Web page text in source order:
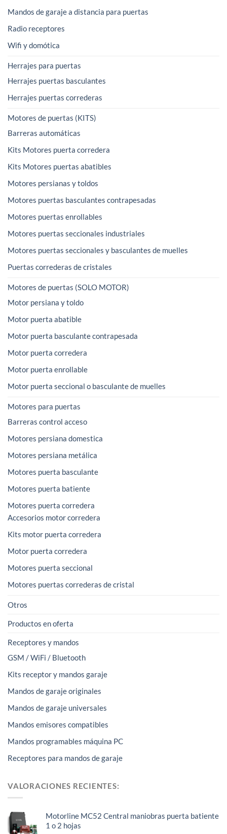
Mandos de garaje a distancia para puertas
Radio receptores
Wifi y domótica
Herrajes para puertas
Herrajes puertas basculantes
Herrajes puertas correderas
Motores de puertas (KITS)
Barreras automáticas
Kits Motores puerta corredera
Kits Motores puertas abatibles
Motores persianas y toldos
Motores puertas basculantes contrapesadas
Motores puertas enrollables
Motores puertas seccionales industriales
Motores puertas seccionales y basculantes de muelles
Puertas correderas de cristales
Motores de puertas (SOLO MOTOR)
Motor persiana y toldo
Motor puerta abatible
Motor puerta basculante contrapesada
Motor puerta corredera
Motor puerta enrollable
Motor puerta seccional o basculante de muelles
Motores para puertas
Barreras control acceso
Motores persiana domestica
Motores persiana metálica
Motores puerta basculante
Motores puerta batiente
Motores puerta corredera
Accesorios motor corredera
Kits motor puerta corredera
Motor puerta corredera
Motores puerta seccional
Motores puertas correderas de cristal
Otros
Productos en oferta
Receptores y mandos
GSM / WiFi / Bluetooth
Kits receptor y mandos garaje
Mandos de garaje originales
Mandos de garaje universales
Mandos emisores compatibles
Mandos programables máquina PC
Receptores para mandos de garaje
VALORACIONES RECIENTES:
Motorline MC52 Central maniobras puerta batiente
1 o 2 hojas